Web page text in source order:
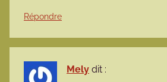
Répondre
Mely dit :